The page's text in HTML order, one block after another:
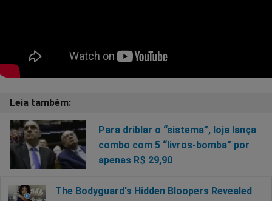
Para driblar o “sistema”, loja lança
combo com 5 “livros-bomba” por
apenas R$ 29,90